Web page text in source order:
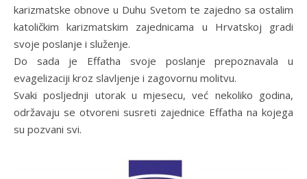
karizmatske obnove u Duhu Svetom te zajedno sa ostalim
katoličkim karizmatskim zajednicama u Hrvatskoj gradi
svoje poslanje i služenje.
Do sada je Effatha svoje poslanje prepoznavala u
evagelizaciji kroz slavljenje i zagovornu molitvu.
Svaki posljednji utorak u mjesecu, već nekoliko godina,
održavaju se otvoreni susreti zajednice Effatha na kojega
su pozvani svi.